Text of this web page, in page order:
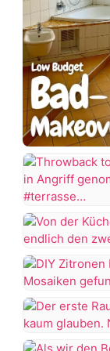
#Bügelperlen
#bastelidee
Ich
dachte
das
Projekt
Badezimmer
wäre
abgeschlossen,
aber
es
aussieht
muss
Throwback
to
2024
als
wir
endlich
unsere
Terrasse
Von
der
Küche
zum
Wohnzimmer
DIY
Zitronen
Mosaik
Der